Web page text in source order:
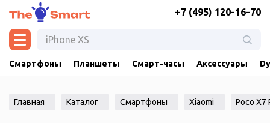
+7 (495) 120-16-70
Смартфоны Планшеты Смарт-часы Аксессуары
Главная Каталог Смартфоны Xiaomi Poco X7